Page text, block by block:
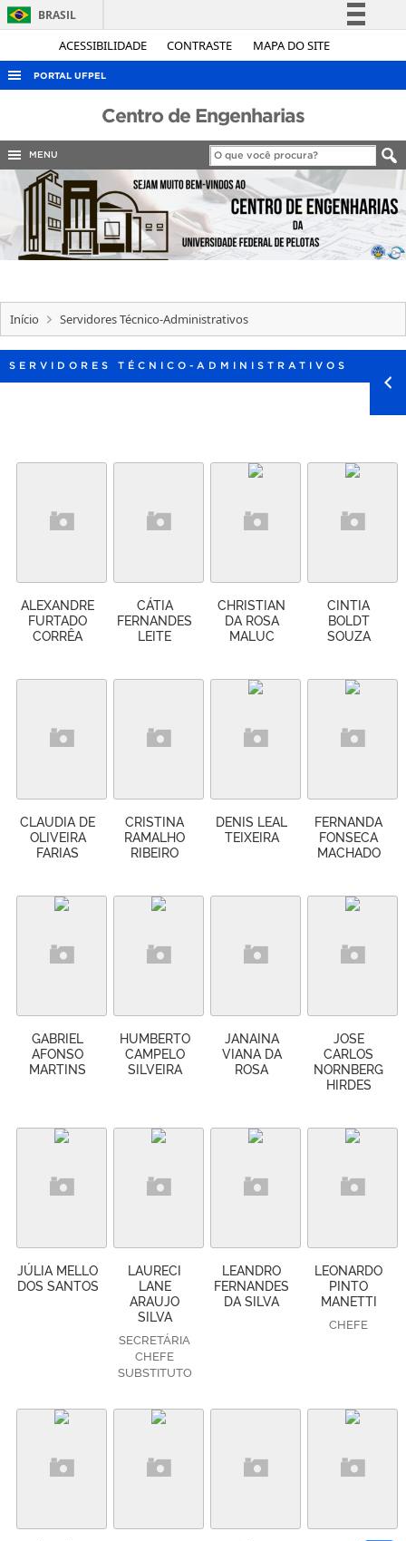
ACESSIBILIDADE CONTRASTE MAPA DO SITE
BRASIL
Simplifique!
Acesso à informação
Legislação
Canais
PORTAL UFPEL
COBALTO
CONCURSOS
EDITAIS
INTERNACIONAL
PORTARIAS
TELEFONES
Centro de Engenharias
MENU
Início Servidores Técnico-Administrativos
SERVIDORES TÉCNICO-ADMINISTRATIVOS
ALEXANDRE
FURTADO
CORRÊA
CÁTIA
FERNANDES
LEITE
CHRISTIAN
DA ROSA
MALUC
CINTIA
BOLDT
SOUZA
CLAUDIA DE
OLIVEIRA
FARIAS
CRISTINA
RAMALHO
RIBEIRO
DENIS LEAL
TEIXEIRA
FERNANDA
FONSECA
MACHADO
GABRIEL
AFONSO
MARTINS
HUMBERTO
CAMPELO
SILVEIRA
JANAINA
VIANA DA
ROSA
JOSE
CARLOS
NORNBERG
HIRDES
JÚLIA MELLO
DOS SANTOS
LAURECI
LANE
ARAUJO
SILVA
SECRETÁRIA
CHEFE
SUBSTITUTO
LEANDRO
FERNANDES
DA SILVA
LEONARDO
PINTO
MANETTI
CHEFE